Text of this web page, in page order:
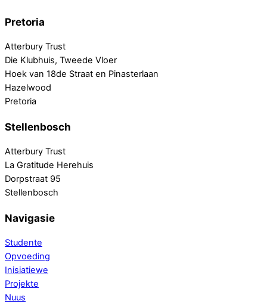
Pretoria
Atterbury Trust
Die Klubhuis, Tweede Vloer
Hoek van 18de Straat en Pinasterlaan
Hazelwood
Pretoria
Stellenbosch
Atterbury Trust
La Gratitude Herehuis
Dorpstraat 95
Stellenbosch
Navigasie
Studente
Opvoeding
Inisiatiewe
Projekte
Nuus